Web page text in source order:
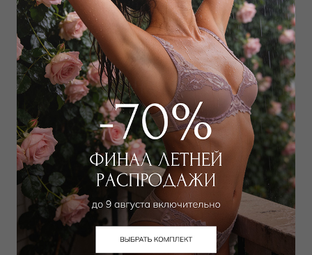
Купить Online
Магазин Дикая
Орхидея, ГРАНД
ПАЛАС ТГ, Санкт-
Петербург
ул. Итальянская,
д.15, лит. Б
Гостиный двор
пн-вс с 11 до 21